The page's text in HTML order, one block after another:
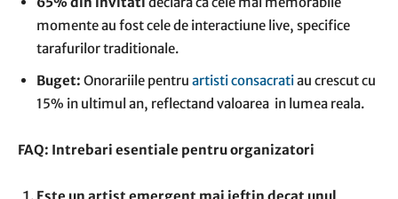
momente au fost cele de interactiune live, specifice
tarafurilor traditionale.
Buget: Onorariile pentru artisti consacratiau crescut cu
15% in ultimul an, reflectand valoarea in lumea reala.
FAQ: Intrebari esentiale pentru organizatori